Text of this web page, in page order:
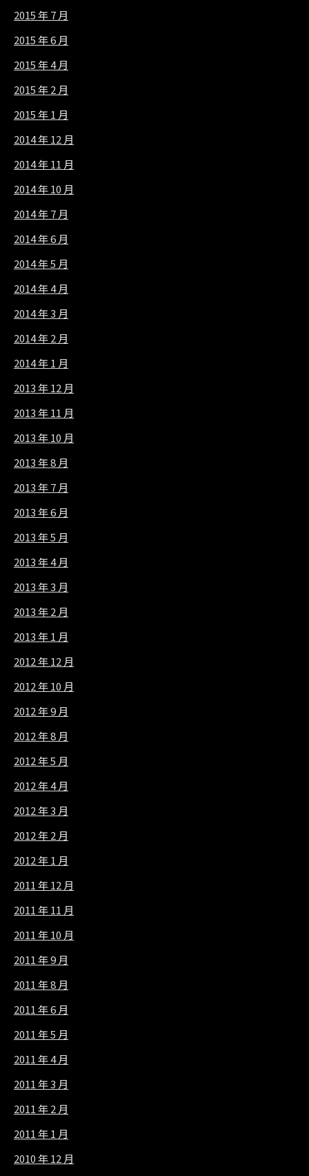
2015 年 7 月
2015 年 6 月
2015 年 4 月
2015 年 2 月
2015 年 1 月
2014 年 12 月
2014 年 11 月
2014 年 10 月
2014 年 7 月
2014 年 6 月
2014 年 5 月
2014 年 4 月
2014 年 3 月
2014 年 2 月
2014 年 1 月
2013 年 12 月
2013 年 11 月
2013 年 10 月
2013 年 8 月
2013 年 7 月
2013 年 6 月
2013 年 5 月
2013 年 4 月
2013 年 3 月
2013 年 2 月
2013 年 1 月
2012 年 12 月
2012 年 10 月
2012 年 9 月
2012 年 8 月
2012 年 5 月
2012 年 4 月
2012 年 3 月
2012 年 2 月
2012 年 1 月
2011 年 12 月
2011 年 11 月
2011 年 10 月
2011 年 9 月
2011 年 8 月
2011 年 6 月
2011 年 5 月
2011 年 4 月
2011 年 3 月
2011 年 2 月
2011 年 1 月
2010 年 12 月